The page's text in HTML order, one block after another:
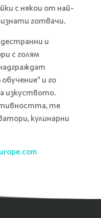
с някои от най-
готвачи.
и
с голям
и го
изкуството.
те
кулинарни